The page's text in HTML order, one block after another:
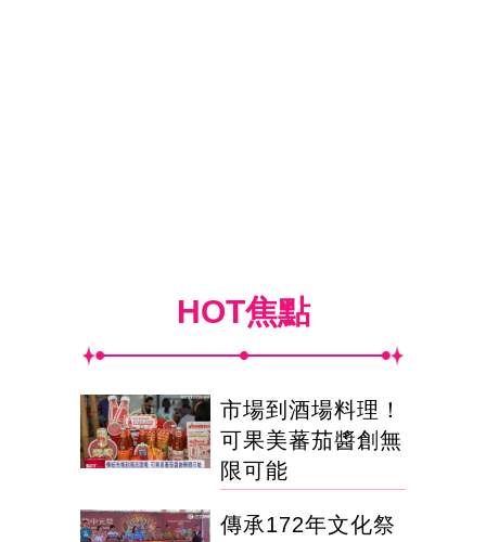
HOT焦點
市場到酒場料理！
可果美蕃茄醬創無
限可能
傳承172年文化祭